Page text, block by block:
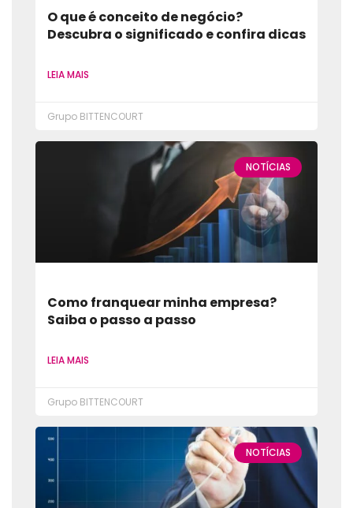
O que é conceito de negócio?
Descubra o significado e confira dicas
LEIA MAIS
Grupo BITTENCOURT
NOTÍCIAS
Como franquear minha empresa?
Saiba o passo a passo
LEIA MAIS
Grupo BITTENCOURT
NOTÍCIAS